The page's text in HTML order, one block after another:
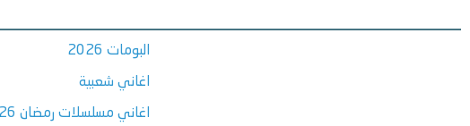
البومات 2026
اغاني شعبية
اغاني مسلسلات رمضان 2026